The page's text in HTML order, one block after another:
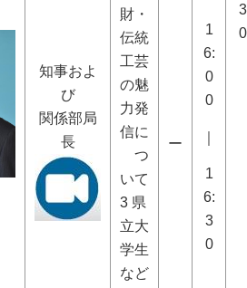
3
0
知事およ
び
関係部局
長
財・
伝統
工芸
の魅
力発
信に
つ
いて
3 県
立大
学生
など
ー
1
6:
0
0
1
6:
3
0